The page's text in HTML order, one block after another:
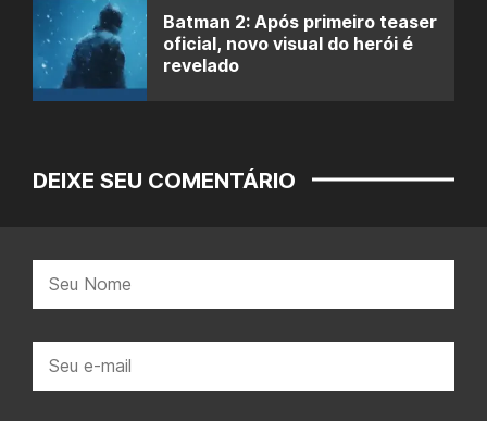
Batman 2: Após primeiro teaser
oficial, novo visual do herói é
revelado
DEIXE SEU COMENTÁRIO
mail: